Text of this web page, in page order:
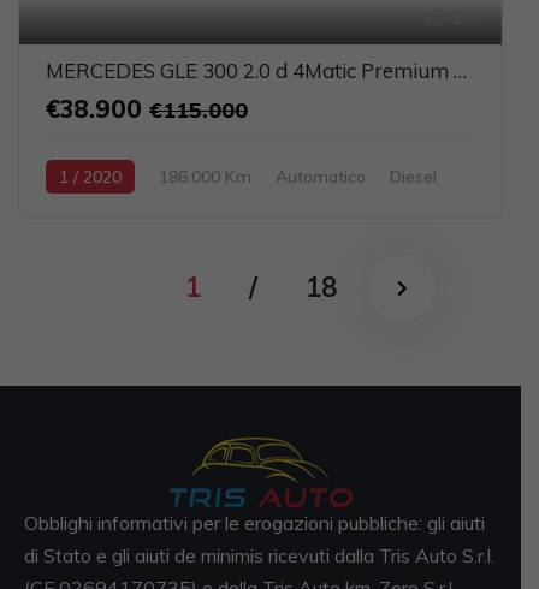
MERCEDES GLE 300 2.0 d 4Matic Premium Plus (TETTO PANORAMICO APRIBILE)
€38.900 €115.000
1 / 2020 186.000 Km Automatico
Diesel
1 / 18
Obblighi informativi per le erogazioni pubbliche: gli aiuti
di Stato e gli aiuti de minimis ricevuti dalla Tris Auto S.r.l.